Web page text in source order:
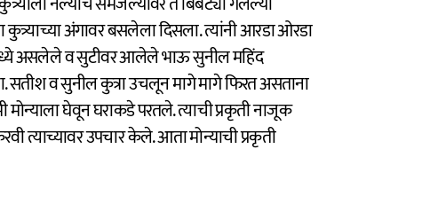
अंगावर बसलेला दिसला. त्यांनी आरडा ओरडा
असलेले व सुटीवर आलेले भाऊ सुनील महिंद
व सुनील कुत्रा उचलून मागे मागे फिरत असताना
घेवून घराकडे परतले. त्याची प्रकृती नाजूक
त्याच्यावर उपचार केले. आता मोन्याची प्रकृती